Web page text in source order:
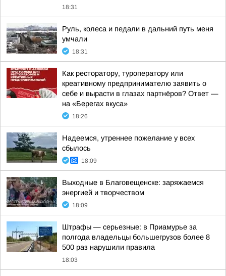
18:31
Руль, колеса и педали в дальний путь меня
умчали
18:31
Как ресторатору, туроператору или
креативному предпринимателю заявить о
себе и вырасти в глазах партнёров? Ответ —
на «Берегах вкуса»
18:26
Надеемся, утреннее пожелание у всех
сбылось
18:09
Выходные в Благовещенске: заряжаемся
энергией и творчеством
18:09
Штрафы — серьезные: в Приамурье за
полгода владельцы большегрузов более 8
500 раз нарушили правила
18:03